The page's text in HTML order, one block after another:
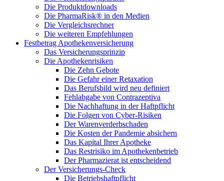
Die Produktdownloads
Die PharmaRisk® in den Medien
Die Vergleichsrechner
Die weiteren Empfehlungen
Festbetrag Apothekenversicherung
Das Versicherungsprinzip
Die Apothekenrisiken
Die Zehn Gebote
Die Gefahr einer Retaxation
Das Berufsbild wird neu definiert
Fehlabgabe von Contrazeptiva
Die Nachhaftung in der Haftpflicht
Die Folgen von Cyber-Risiken
Der Warenverderbschaden
Die Kosten der Pandemie absichern
Das Kapital Ihrer Apotheke
Das Restrisiko im Apothekenbetrieb
Der Pharmazierat ist entscheidend
Der Versicherungs-Check
Die Betriebshaftpflicht